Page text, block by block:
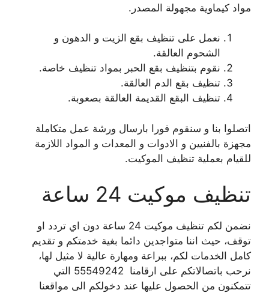
مواد كيماوية مجهولة المصدر.
نعمل على تنظيف بقع الزيت و الدهون و
الشحوم العالقة.
نقوم بتنظيف بقع الحبر بمواد تنظيف خاصة.
تنظيف بقع الدم العالقة.
تنظيف البقع القديمة العالقة بصعوبة.
اتصلوا بنا و سنقوم فورا بارسال ورشة عمل متكاملة
مجهزة بالفنيين و الادوات و المعدات و المواد اللازمة
للقيام بعملية تنظيف الموكيت.
تنظيف موكيت 24 ساعة
نضمن لكم تنظيف موكيت 24 ساعة دون اي تردد او
توقف، حيث اننا متواجدين دائما بغية خدمتكم و تقديم
كامل الخدمات لكم، ببراعة ومهارة عالية لا مثيل لها،
نرحب باتصالاتكم على ارقامنا 55549242 التي
تتمكنون من الحصول عليها عند دخولكم الى مواقعنا